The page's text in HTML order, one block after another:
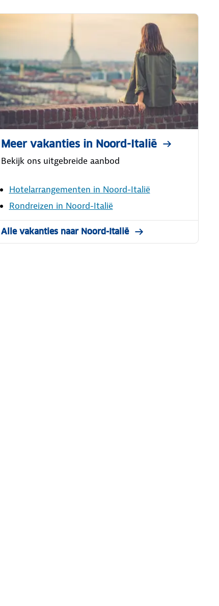
Meer vakanties in Noord-Italië
Bekijk ons uitgebreide aanbod
Hotelarrangementen in Noord-Italië
Rondreizen in Noord-Italië
Alle vakanties naar Noord-Italië